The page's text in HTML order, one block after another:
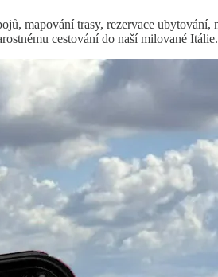
mapování trasy, rezervace
cestování do naší milované Itálie.